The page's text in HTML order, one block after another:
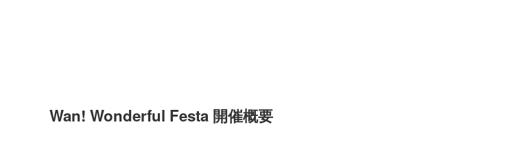
Wan! Wonderful Festa 開催概要